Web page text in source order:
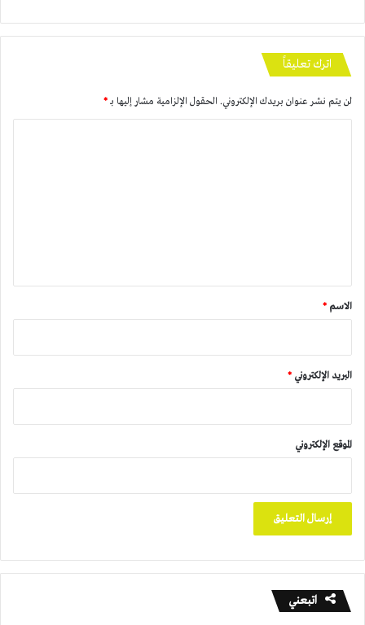
اترك تعليقاً
لن يتم نشر عنوان بريدك الإلكتروني. الحقول الإلزامية مشار إليها بـ*
*
الاسم *
البريد الإلكتروني *
الموقع الإلكتروني
اتبعني